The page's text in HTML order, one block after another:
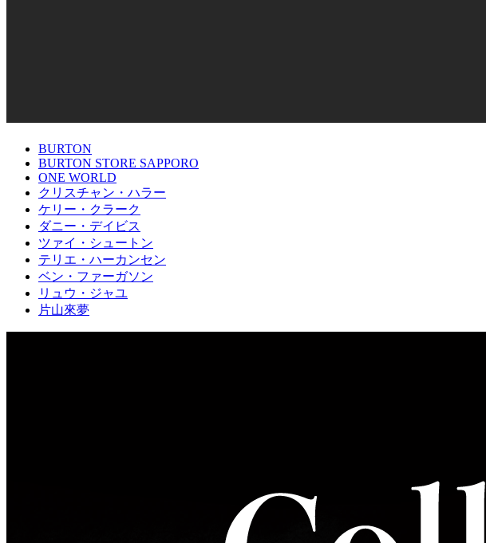
BURTON
BURTON STORE SAPPORO
ONE WORLD
クリスチャン・ハラー
ケリー・クラーク
ダニー・デイビス
ツァイ・シュートン
テリエ・ハーカンセン
ベン・ファーガソン
リュウ・ジャユ
片山來夢